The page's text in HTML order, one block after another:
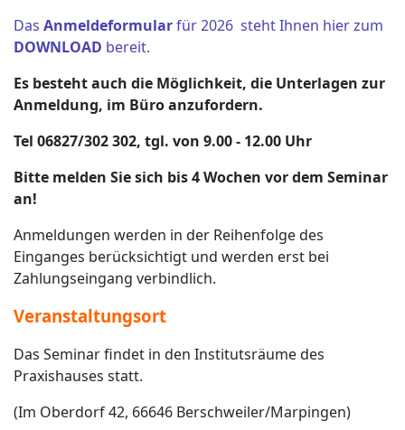
Das Anmeldeformularfür 2026 steht Ihnen hier zum
DOWNLOAD bereit.
Es besteht auch die Möglichkeit, die Unterlagen zur
Anmeldung, im Büro anzufordern.
Tel 06827/302 302, tgl. von 9.00 - 12.00 Uhr
Bitte melden Sie sich bis 4 Wochen vor dem Seminar
an!
Anmeldungen werden in der Reihenfolge des
Einganges berücksichtigt und werden erst bei
Zahlungseingang verbindlich.
Veranstaltungsort
Das Seminar findet in den Institutsräume des
Praxishauses statt.
(Im Oberdorf 42, 66646 Berschweiler/Marpingen)